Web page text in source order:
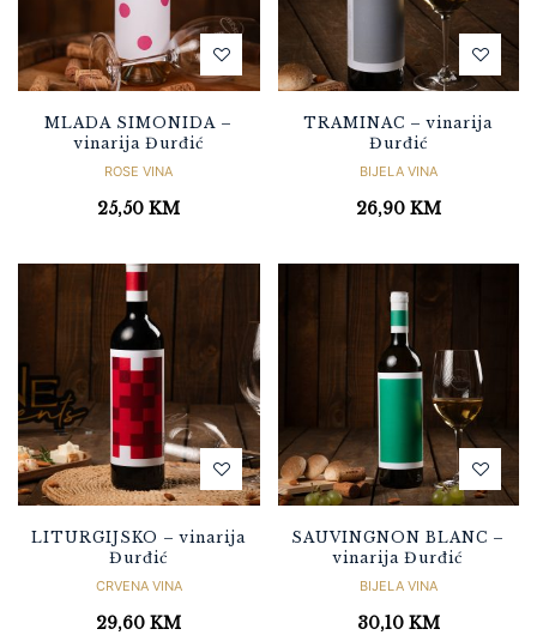
MLADA SIMONIDA –
vinarija Đurđić
ROSE VINA
25,50KM
TRAMINAC – vinarija
Đurđić
BIJELA VINA
26,90 KM
LITURGIJSKO – vinarija
Đurđić
CRVENA VINA
29,60KM
SAUVINGNON BLANC –
vinarija Đurđić
BIJELA VINA
30,10 KM